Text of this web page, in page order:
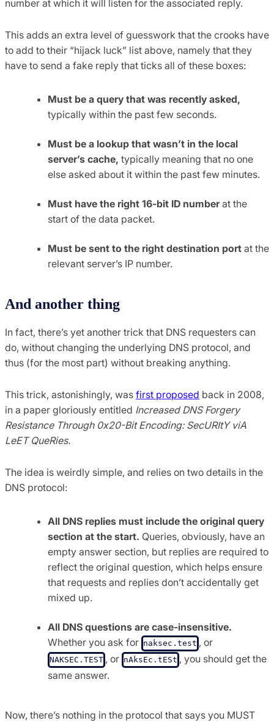
number at which it will listen for the associated reply.
This adds an extra level of guesswork that the crooks have
to add to their “hijack luck” list above, namely that they
have to send a fake reply that ticks all of these boxes:
Must be a query that was recently asked,
typically within the past few seconds.
Must be a lookup that wasn’t in the local
server’s cache, typically meaning that no one
else asked about it within the past few minutes.
Must have the right 16-bit ID number at the
start of the data packet.
Must be sent to the right destination port at the
relevant server’s IP number.
And another thing
In fact, there’s yet another trick that DNS requesters can
do, without changing the underlying DNS protocol, and
thus (for the most part) without breaking anything.
This trick, astonishingly, was first proposed back in 2008,
in a paper gloriously entitled Increased DNS Forgery
Resistance Through 0x20-Bit Encoding: SecURItY viA
LeET QueRies.
The idea is weirdly simple, and relies on two details in the
DNS protocol:
All DNS replies must include the original query
section at the start. Queries, obviously, have an
empty answer section, but replies are required to
reflect the original question, which helps ensure
that requests and replies don’t accidentally get
mixed up.
All DNS questions are case-insensitive.
Whether you ask for naksec.test , or
NAKSEC.TEST , or nAksEc.tESt , you should get the
same answer.
Now, there’s nothing in the protocol that says you MUST